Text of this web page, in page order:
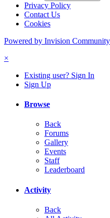
Privacy Policy
Contact Us
Cookies
Powered by Invision Community
×
Existing user? Sign In
Sign Up
Browse
Back
Forums
Gallery
Events
Staff
Leaderboard
Activity
Back